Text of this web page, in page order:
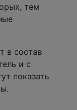
тем
в состав
и с
показать